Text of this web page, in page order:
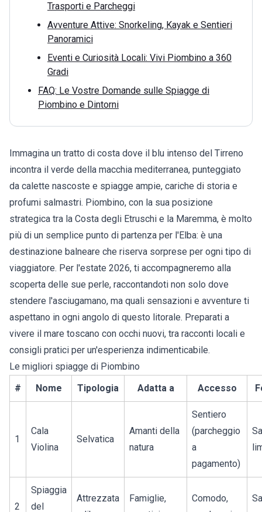
Trasporti e Parcheggi
Avventure Attive: Snorkeling, Kayak e Sentieri
Panoramici
Eventi e Curiosità Locali: Vivi Piombino a 360
Gradi
FAQ: Le Vostre Domande sulle Spiagge di
Piombino e Dintorni
Immagina un tratto di costa dove il blu intenso del Tirreno
incontra il verde della macchia mediterranea, punteggiato
da calette nascoste e spiagge ampie, cariche di storia e
profumi salmastri. Piombino, con la sua posizione
strategica tra la Costa degli Etruschi e la Maremma, è molto
più di un semplice punto di partenza per l'Elba: è una
destinazione balneare che riserva sorprese per ogni tipo di
viaggiatore. Per l'estate 2026, ti accompagneremo alla
scoperta delle sue perle, raccontandoti non solo dove
stendere l'asciugamano, ma quali sensazioni e avventure ti
aspettano in ogni angolo di questo litorale. Preparati a
vivere il mare toscano con occhi nuovi, tra racconti locali e
consigli pratici per un'esperienza indimenticabile.
Le migliori spiagge di Piombino
#
Nome Tipologia Adatta a Accesso
1
Cala
Violina
Selvatica
Amanti della
natura
Sentiero
(parcheggio
a
pagamento)
2
Spiaggia
del
Attrezzata
Famiglie,
Comodo,